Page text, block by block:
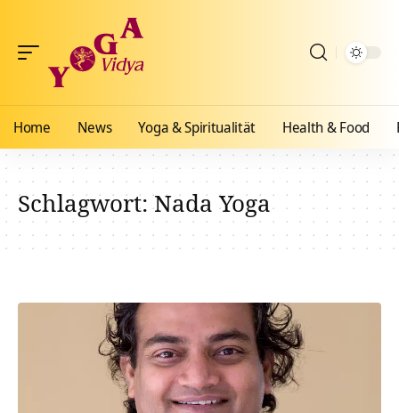
Home News Yoga & Spiritualität Health & Food
Schlagwort:Nada Yoga